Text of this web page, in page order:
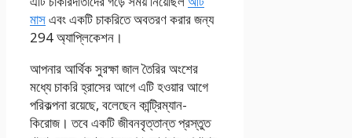
মাসএবং একটি চাকরিতে অবতরণ করার জন্য
294 অ্যাপ্লিকেশন।
আপনার আর্থিক সুরক্ষা জাল তৈরির অংশের
মধ্যে চাকরি হ্রাসের আগে এটি হওয়ার আগে
পরিকল্পনা রয়েছে, বলেছেন কান্ট্রিম্যান-
কিরোজ। তবে একটি জীবনবৃত্তান্ত প্রস্তুত